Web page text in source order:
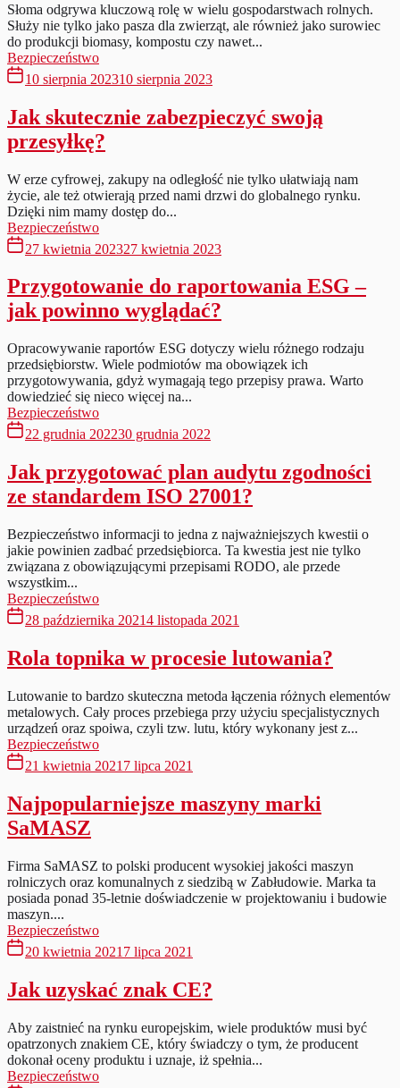
Słoma odgrywa kluczową rolę w wielu gospodarstwach rolnych.
Służy nie tylko jako pasza dla zwierząt, ale również jako surowiec
do produkcji biomasy, kompostu czy nawet...
Bezpieczeństwo
10 sierpnia 202310 sierpnia 2023
Jak skutecznie zabezpieczyć swoją
przesyłkę?
W erze cyfrowej, zakupy na odległość nie tylko ułatwiają nam
życie, ale też otwierają przed nami drzwi do globalnego rynku.
Dzięki nim mamy dostęp do...
Bezpieczeństwo
27 kwietnia 202327 kwietnia 2023
Przygotowanie do raportowania ESG –
jak powinno wyglądać?
Opracowywanie raportów ESG dotyczy wielu różnego rodzaju
przedsiębiorstw. Wiele podmiotów ma obowiązek ich
przygotowywania, gdyż wymagają tego przepisy prawa. Warto
dowiedzieć się nieco więcej na...
Bezpieczeństwo
22 grudnia 202230 grudnia 2022
Jak przygotować plan audytu zgodności
ze standardem ISO 27001?
Bezpieczeństwo informacji to jedna z najważniejszych kwestii o
jakie powinien zadbać przedsiębiorca. Ta kwestia jest nie tylko
związana z obowiązującymi przepisami RODO, ale przede
wszystkim...
Bezpieczeństwo
28 października 20214 listopada 2021
Rola topnika w procesie lutowania?
Lutowanie to bardzo skuteczna metoda łączenia różnych elementów
metalowych. Cały proces przebiega przy użyciu specjalistycznych
urządzeń oraz spoiwa, czyli tzw. lutu, który wykonany jest z...
Bezpieczeństwo
21 kwietnia 2021 7 lipca 2021
Najpopularniejsze maszyny marki
SaMASZ
Firma SaMASZ to polski producent wysokiej jakości maszyn
rolniczych oraz komunalnych z siedzibą w Zabłudowie. Marka ta
posiada ponad 35-letnie doświadczenie w projektowaniu i budowie
maszyn....
Bezpieczeństwo
20 kwietnia 2021 7 lipca 2021
Jak uzyskać znak CE?
Aby zaistnieć na rynku europejskim, wiele produktów musi być
opatrzonych znakiem CE, który świadczy o tym, że producent
dokonał oceny produktu i uznaje, iż spełnia...
Bezpieczeństwo